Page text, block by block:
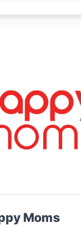
Moms